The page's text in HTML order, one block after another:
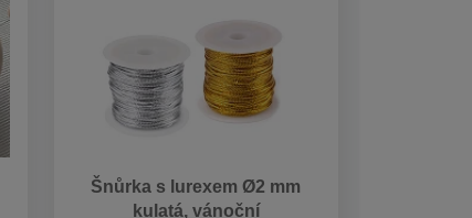
Šnůrka s lurexem Ø2 mm
kulatá, vánoční